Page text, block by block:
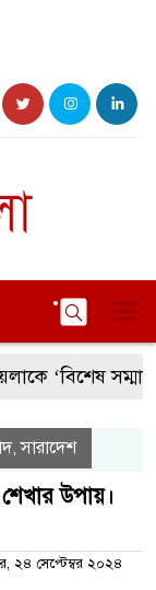
সম্মাননা’
,সারাদেশ
শেখার উপায়।
২৪ সেপ্টেম্বর ২০২৪